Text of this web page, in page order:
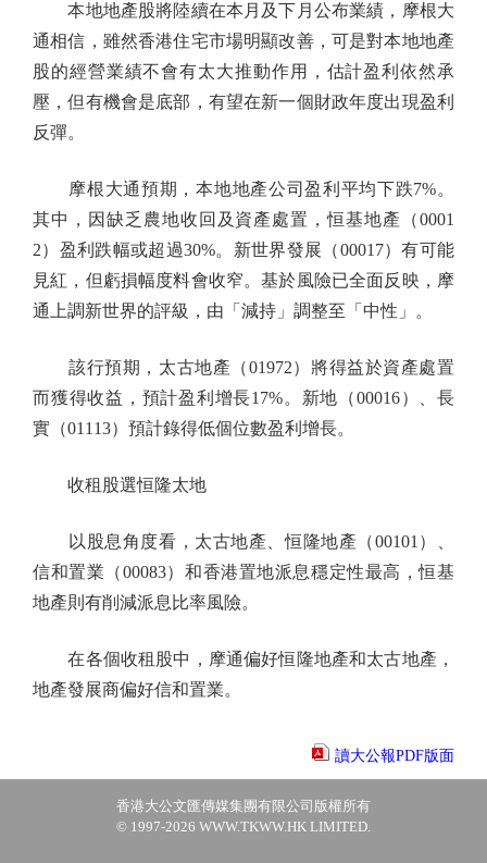
本地地產股將陸續在本月及下月公布業績，摩根大
通相信，雖然香港住宅市場明顯改善，可是對本地地產
股的經營業績不會有太大推動作用，估計盈利依然承
壓，但有機會是底部，有望在新一個財政年度出現盈利
反彈。
摩根大通預期，本地地產公司盈利平均下跌7%。
其中，因缺乏農地收回及資產處置，恒基地產（0001
2）盈利跌幅或超過30%。新世界發展（00017）有可能
見紅，但虧損幅度料會收窄。基於風險已全面反映，摩
通上調新世界的評級，由「減持」調整至「中性」。
該行預期，太古地產（01972）將得益於資產處置
而獲得收益，預計盈利增長17%。新地（00016）、長
實（01113）預計錄得低個位數盈利增長。
收租股選恒隆太地
以股息角度看，太古地產、恒隆地產（00101）、
信和置業（00083）和香港置地派息穩定性最高，恒基
地產則有削減派息比率風險。
在各個收租股中，摩通偏好恒隆地產和太古地產，
地產發展商偏好信和置業。
讀大公報PDF版面
香港大公文匯傳媒集團有限公司版權所有
© 1997-2026 WWW.TKWW.HK LIMITED.